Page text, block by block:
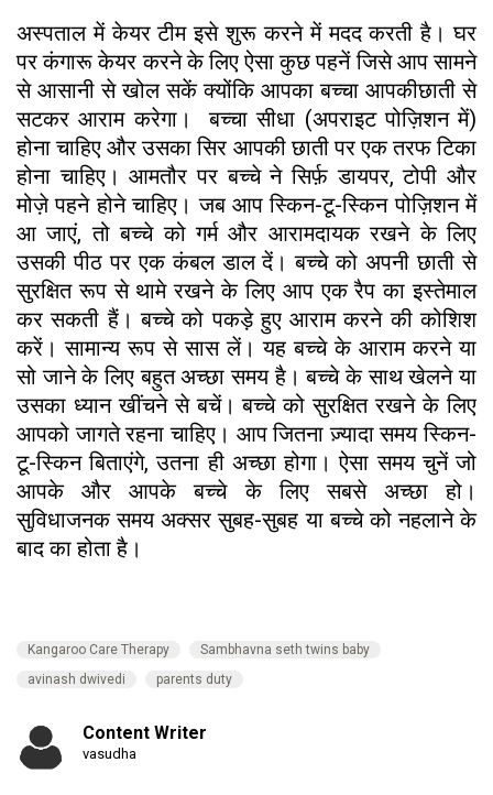
अस्पताल में केयर टीम इसे शुरू करने में मदद करती है। घर
पर कंगारू केयर करने के लिए ऐसा कुछ पहनें जिसे आप सामने
से आसानी से खोल सकें क्योंकि आपका बच्चा आपकीछाती से
सटकर आराम करेगा। बच्चा सीधा (अपराइट पोज़िशन में)
होना चाहिए और उसका सिर आपकी छाती पर एक तरफ टिका
होना चाहिए। आमतौर पर बच्चे ने सिर्फ़ डायपर, टोपी और
मोज़े पहने होने चाहिए। जब आप स्किन-टू-स्किन पोज़िशन में
आ जाएं, तो बच्चे को गर्म और आरामदायक रखने के लिए
उसकी पीठ पर एक कंबल डाल दें। बच्चे को अपनी छाती से
सुरक्षित रूप से थामे रखने के लिए आप एक रैप का इस्तेमाल
कर सकती हैं। बच्चे को पकड़े हुए आराम करने की कोशिश
करें। सामान्य रूप से सास लें। यह बच्चे के आराम करने या
सो जाने के लिए बहुत अच्छा समय है। बच्चे के साथ खेलने या
उसका ध्यान खींचने से बचें। बच्चे को सुरक्षित रखने के लिए
आपको जागते रहना चाहिए। आप जितना ज़्यादा समय स्किन-
टू-स्किन बिताएंगे, उतना ही अच्छा होगा। ऐसा समय चुनें जो
आपके और आपके बच्चे के लिए सबसे अच्छा हो।
सुविधाजनक समय अक्सर सुबह-सुबह या बच्चे को नहलाने के
बाद का होता है।
Kangaroo Care Therapy
Sambhavna seth twins baby
avinash dwivedi
parents duty
Content Writer
vasudha